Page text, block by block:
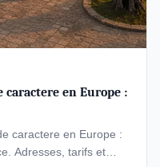
caractere en Europe :
caractere en Europe :
Adresses, tarifs et